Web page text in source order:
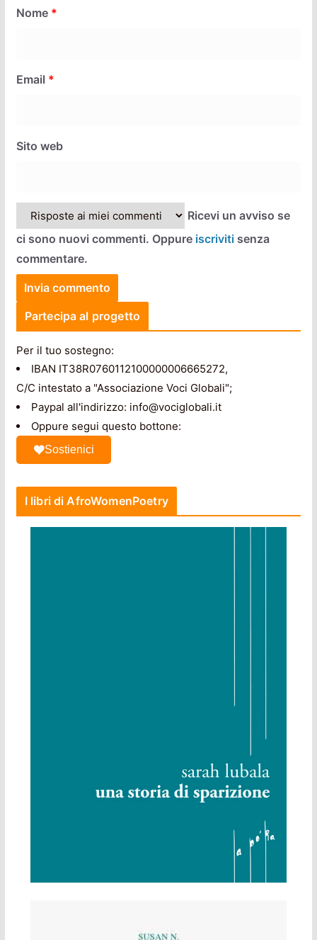
Nome *
Email *
Sito web
Ricevi un avviso se
ci sono nuovi commenti. Oppure iscrivitisenza
commentare.
Partecipa al progetto
Per il tuo sostegno:
IBAN IT38R0760112100000006665272,
C/C intestato a "Associazione Voci Globali";
Paypal all'indirizzo: info@vociglobali.it
Oppure segui questo bottone:
Sostienici
I libri di AfroWomenPoetry